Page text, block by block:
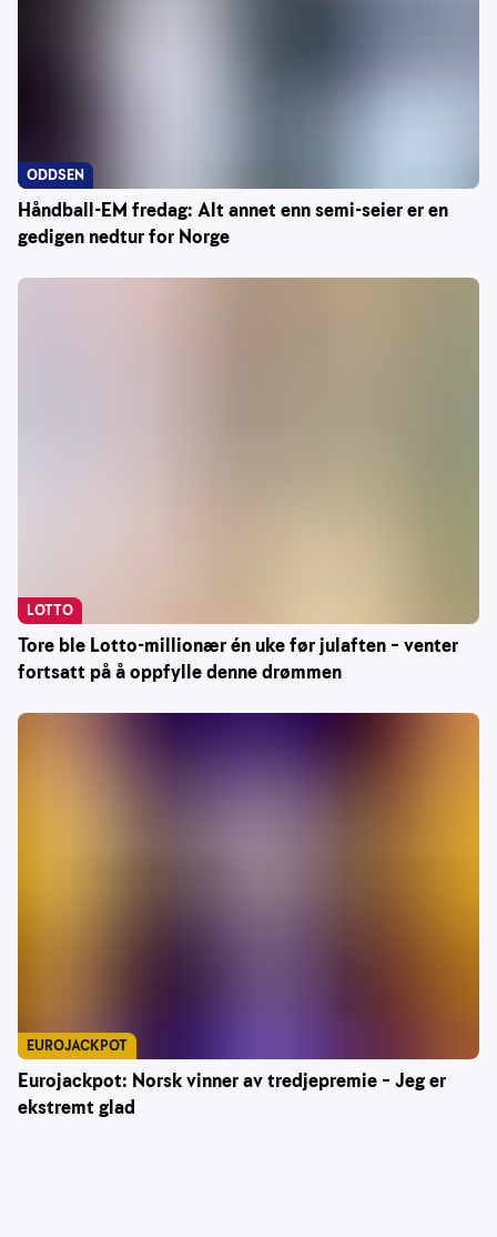
Håndball-EM fredag: Alt annet enn semi-seier er en
gedigen nedtur for Norge
ODDSEN
Tore ble Lotto-millionær én uke før julaften – venter
fortsatt på å oppfylle denne drømmen
LOTTO
Eurojackpot: Norsk vinner av tredjepremie – Jeg er
ekstremt glad
EUROJACKPOT